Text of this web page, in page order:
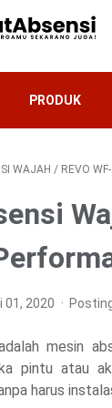
PRODUK
WAJAH / REVO
01, 2020
mesin
pintu atau
harus